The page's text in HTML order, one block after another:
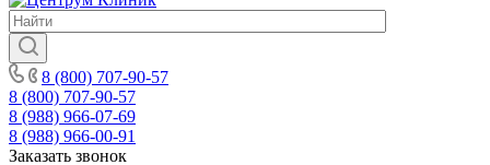
8 (800) 707-90-57
8 (800) 707-90-57
8 (988) 966-07-69
8 (988) 966-00-91
Заказать звонок